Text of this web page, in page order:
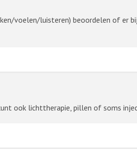
voelen/luisteren) beoordelen of er
ook lichttherapie, pillen of soms